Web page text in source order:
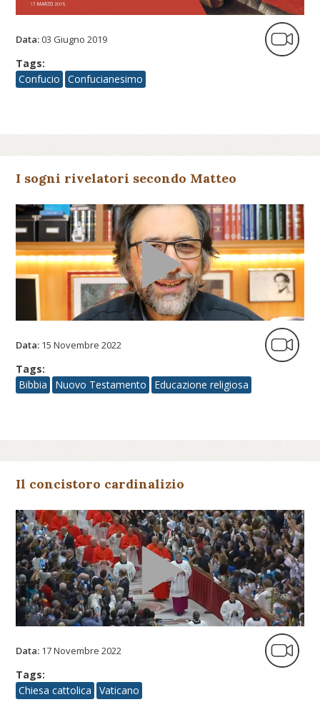
Data:03 Giugno 2019
Tags:
Confucio
Confucianesimo
I sogni rivelatori secondo Matteo
Data: 15 Novembre 2022
Tags:
Bibbia
Nuovo Testamento Educazione religiosa
Il concistoro cardinalizio
Data: 17 Novembre 2022
Tags:
Chiesa cattolica
Vaticano